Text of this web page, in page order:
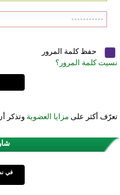
حفظ كلمة المرور
نسيت كلمة المرور؟
تعرّف أكثر على مزايا العضوية وتذكر
في